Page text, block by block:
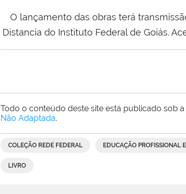
O lançamento das obras terá
Distancia do Instituto Federal de Goiás.
Todo o conteúdo deste site está publicado sob a
Não Adaptada.
COLEÇÃO REDE FEDERAL EDUCAÇÃO PROFISSIONAL
LIVRO